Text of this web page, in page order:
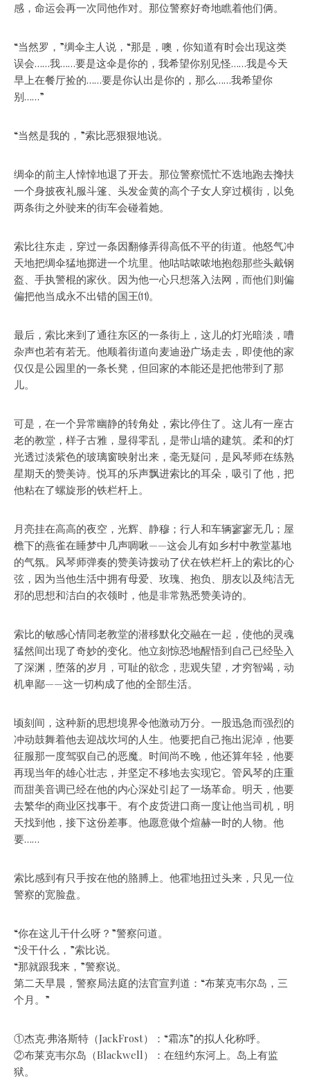
感，命运会再一次同他作对。那位警察好奇地瞧着他们俩。
“当然罗，”绸伞主人说，“那是，噢，你知道有时会出现这类
误会……我……要是这伞是你的，我希望你别见怪……我是今天
早上在餐厅捡的……要是你认出是你的，那么……我希望你
别……”
“当然是我的，”索比恶狠狠地说。
绸伞的前主人悻悻地退了开去。那位警察慌忙不迭地跑去搀扶
一个身披夜礼服斗篷、头发金黄的高个子女人穿过横街，以免
两条街之外驶来的街车会碰着她。
索比往东走，穿过一条因翻修弄得高低不平的街道。他怒气冲
天地把绸伞猛地掷进一个坑里。他咕咕哝哝地抱怨那些头戴钢
盔、手执警棍的家伙。因为他一心只想落入法网，而他们则偏
偏把他当成永不出错的国王⑾。
最后，索比来到了通往东区的一条街上，这儿的灯光暗淡，嘈
杂声也若有若无。他顺着街道向麦迪逊广场走去，即使他的家
仅仅是公园里的一条长凳，但回家的本能还是把他带到了那
儿。
可是，在一个异常幽静的转角处，索比停住了。这儿有一座古
老的教堂，样子古雅，显得零乱，是带山墙的建筑。柔和的灯
光透过淡紫色的玻璃窗映射出来，毫无疑问，是风琴师在练熟
星期天的赞美诗。悦耳的乐声飘进索比的耳朵，吸引了他，把
他粘在了螺旋形的铁栏杆上。
月亮挂在高高的夜空，光辉、静穆；行人和车辆寥寥无几；屋
檐下的燕雀在睡梦中几声啁啾——这会儿有如乡村中教堂墓地
的气氛。风琴师弹奏的赞美诗拨动了伏在铁栏杆上的索比的心
弦，因为当他生活中拥有母爱、玫瑰、抱负、朋友以及纯洁无
邪的思想和洁白的衣领时，他是非常熟悉赞美诗的。
索比的敏感心情同老教堂的潜移默化交融在一起，使他的灵魂
猛然间出现了奇妙的变化。他立刻惊恐地醒悟到自己已经坠入
了深渊，堕落的岁月，可耻的欲念，悲观失望，才穷智竭，动
机卑鄙——这一切构成了他的全部生活。
顷刻间，这种新的思想境界令他激动万分。一股迅急而强烈的
冲动鼓舞着他去迎战坎坷的人生。他要把自己拖出泥淖，他要
征服那一度驾驭自己的恶魔。时间尚不晚，他还算年轻，他要
再现当年的雄心壮志，并坚定不移地去实现它。管风琴的庄重
而甜美音调已经在他的内心深处引起了一场革命。明天，他要
去繁华的商业区找事干。有个皮货进口商一度让他当司机，明
天找到他，接下这份差事。他愿意做个煊赫一时的人物。他
要……
索比感到有只手按在他的胳膊上。他霍地扭过头来，只见一位
警察的宽脸盘。
“你在这儿干什么呀？”警察问道。
“没干什么，”索比说。
“那就跟我来，”警察说。
第二天早晨，警察局法庭的法官宣判道：“布莱克韦尔岛，三
个月。”
①杰克·弗洛斯特（JackFrost）：“霜冻”的拟人化称呼。
②布莱克韦尔岛（Blackwell）：在纽约东河上。岛上有监
狱。